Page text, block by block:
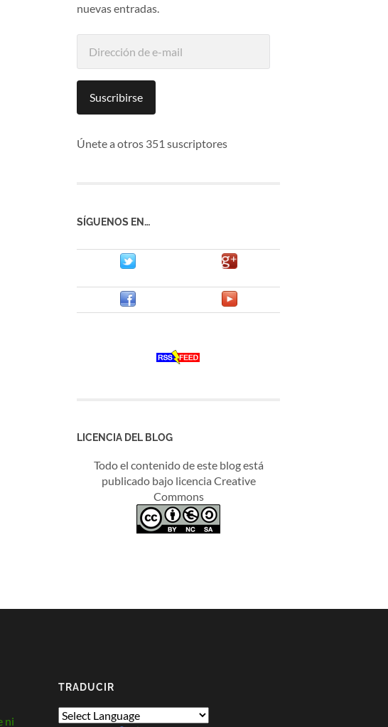
nuevas entradas.
mailSuscribirse
Únete a otros 351 suscriptores
SÍGUENOS EN…
LICENCIA DEL BLOG
Todo el contenido de este blog está
publicado bajo licencia Creative
Commons
ni
TRADUCIR